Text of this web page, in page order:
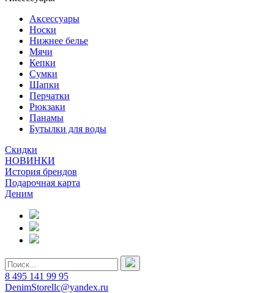
Аксессуары
Носки
Нижнее белье
Мячи
Кепки
Сумки
Шапки
Перчатки
Рюкзаки
Панамы
Бутылки для воды
Скидки
НОВИНКИ
История брендов
Подарочная карта
Деним
8 495 141 99 95
DenimStorellc@yandex.ru